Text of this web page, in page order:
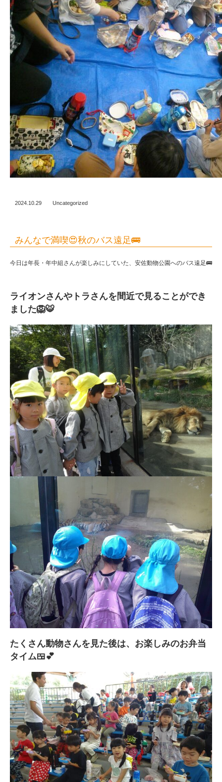
2024.10.29 Uncategorized
みんなで満喫😍秋のバス遠足🚌
今日は年長・年中組さんが楽しみにしていた、安佐動物公園へのバス遠足🚌
ライオンさんやトラさんを間近で見ることができ
ました🦁🐯
たくさん動物さんを見た後は、お楽しみのお弁当
タイム🍱💕